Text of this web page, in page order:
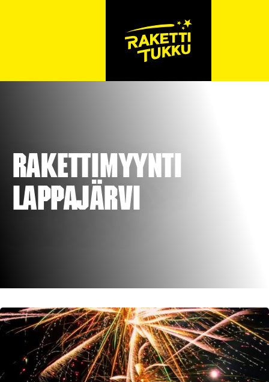
Rakettimyynti
Lappajärvi